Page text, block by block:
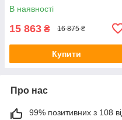
В наявності
15 863 ₴ 16 875 ₴
Купити
Про нас
99% позитивних з 108